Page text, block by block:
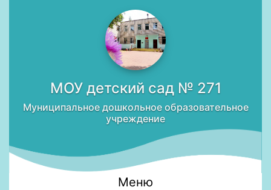
МОУ детский сад № 271
Муниципальное дошкольное образовательное
учреждение
Меню